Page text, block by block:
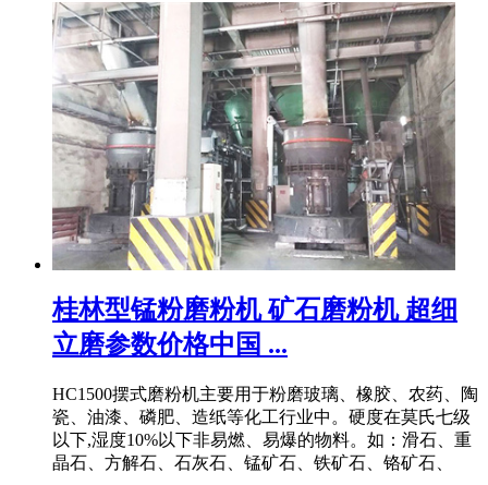
桂林型锰粉磨粉机 矿石磨粉机 超细
立磨参数价格中国 ...
HC1500摆式磨粉机主要用于粉磨玻璃、橡胶、农药、陶
瓷、油漆、磷肥、造纸等化工行业中。硬度在莫氏七级
以下,湿度10%以下非易燃、易爆的物料。如：滑石、重
晶石、方解石、石灰石、锰矿石、铁矿石、铬矿石、